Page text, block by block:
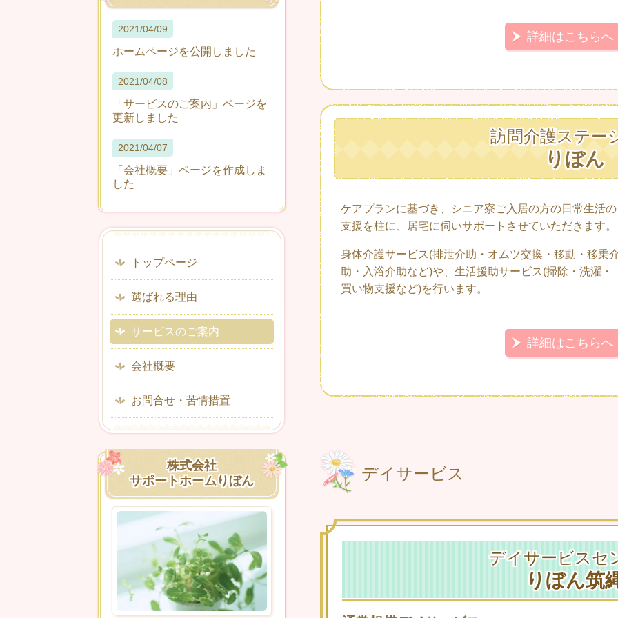
詳細はこちらへ
訪問介護ステー
りぼん
ケアプランに基づき、シニア寮ご入居の方の日常生活の
支援を柱に、居宅に伺いサポートさせていただきます。
身体介護サービス(排泄介助・オムツ交換・移動・移乗
助・入浴介助など)や、生活援助サービス(掃除・洗濯・
買い物支援など)を行います。
詳細はこちらへ
デイサービス
デイサービスセ
りぼん筑
2021/04/09
ホームページを公開しました
2021/04/08
「サービスのご案内」ページを
更新しました
2021/04/07
「会社概要」ページを作成しま
した
トップページ
選ばれる理由
サービスのご案内
会社概要
お問合せ・苦情措置
株式会社
サポートホームりぼん